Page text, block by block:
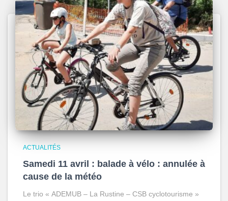
ACTUALITÉS
Samedi 11 avril : balade à vélo : annulée à
cause de la météo
Le trio « ADEMUB – La Rustine – CSB cyclotourisme »